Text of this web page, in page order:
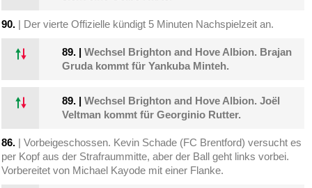
90. | Der vierte Offizielle kündigt 5 Minuten Nachspielzeit an.
89. |Wechsel Brighton and Hove Albion. Brajan
Gruda kommt für Yankuba Minteh.
89. |Wechsel Brighton and Hove Albion. Joël
Veltman kommt für Georginio Rutter.
86. | Vorbeigeschossen. Kevin Schade (FC Brentford) versucht es
per Kopf aus der Strafraummitte, aber der Ball geht links vorbei.
Vorbereitet von Michael Kayode mit einer Flanke.